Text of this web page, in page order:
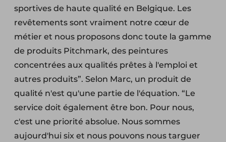
sportives de haute qualité en Belgique. Les
revêtements sont vraiment notre cœur de
métier et nous proposons donc toute la gamme
de produits Pitchmark, des peintures
concentrées aux qualités prêtes à l'emploi et
autres produits”. Selon Marc, un produit de
qualité n'est qu'une partie de l'équation. “Le
service doit également être bon. Pour nous,
c'est une priorité absolue. Nous sommes
aujourd'hui six et nous pouvons nous targuer